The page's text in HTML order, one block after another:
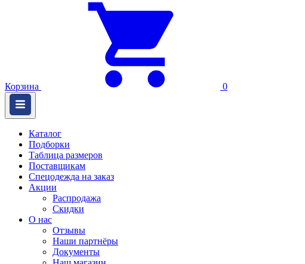
Корзина 0
Каталог
Подборки
Таблица размеров
Поставщикам
Спецодежда на заказ
Акции
Распродажа
Скидки
О нас
Отзывы
Наши партнёры
Документы